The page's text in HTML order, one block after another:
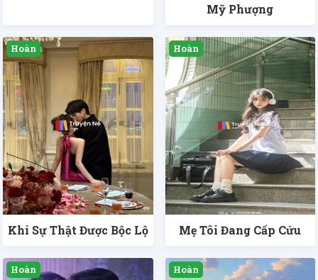
Mỹ Phượng
Khi Sự Thật Được Bộc Lộ Mẹ Tôi Đang Cấp Cứu